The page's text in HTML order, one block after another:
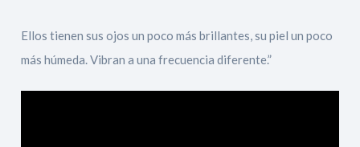
Ellos tienen sus ojos un poco más brillantes, su piel un poco
más húmeda. Vibran a una frecuencia diferente.”